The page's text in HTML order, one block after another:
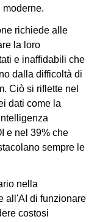
moderne.
richiede alle
la loro
e inaffidabili che
dalla difficoltà di
Ciò si riflette nel
dati come la
e nel 39% che
sempre le
nella
all'AI di funzionare
costosi